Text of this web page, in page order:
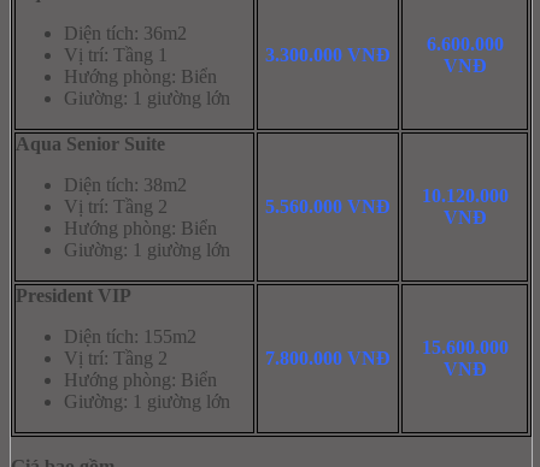
Diện tích: 36m2
Vị trí: Tầng 1
Hướng phòng: Biển
Giường: 1 giường lớn
3.300.000 VNĐ
6.600.000
VNĐ
Aqua Senior Suite
Diện tích: 38m2
Vị trí: Tầng 2
Hướng phòng: Biển
Giường: 1 giường lớn
5.560.000 VNĐ
10.120.000
VNĐ
President VIP
Diện tích: 155m2
Vị trí: Tầng 2
Hướng phòng: Biển
Giường: 1 giường lớn
7.800.000 VNĐ
15.600.000
VNĐ